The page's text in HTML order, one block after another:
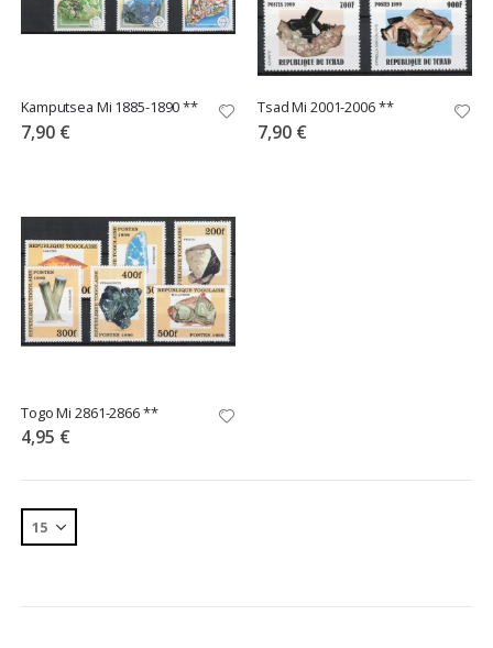
Kamputsea Mi 1885-1890 **
7,90 €
Tsad Mi 2001-2006 **
7,90 €
Togo Mi 2861-2866 **
4,95 €